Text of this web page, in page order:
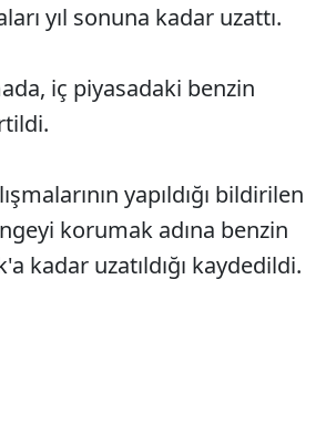
yıl sonuna kadar uzattı.
iç piyasadaki benzin
yapıldığı bildirilen
korumak adına benzin
kadar uzatıldığı kaydedildi.